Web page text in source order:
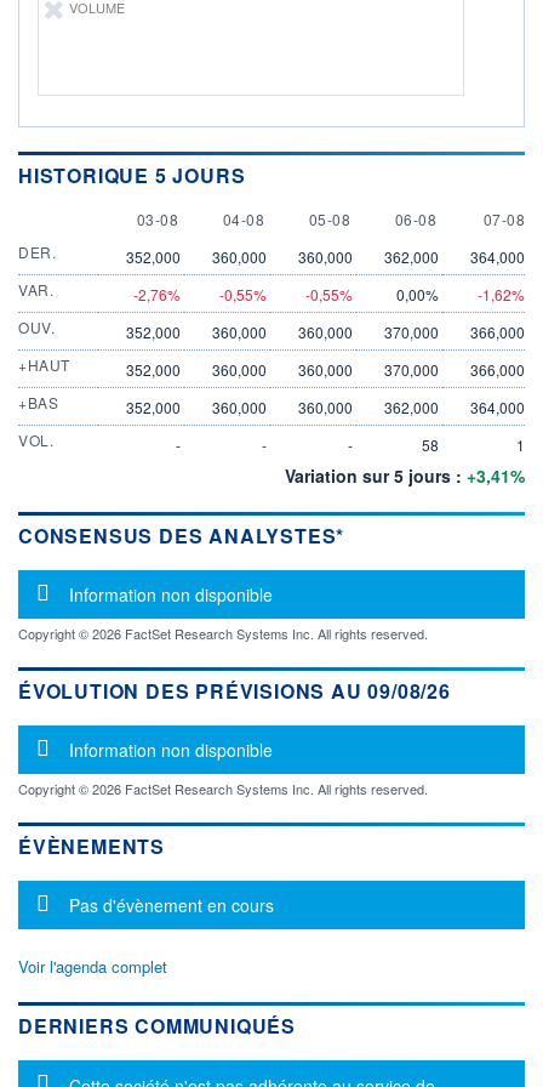
VOLUME
HISTORIQUE 5 JOURS
3 AUGUST
03-08 4 AUGUST
04-08 5 AUGUST
05-08 6 AUGUST
06-08 7
07-08
DER.
352,000 360,000 360,000 362,000
364,000
VAR.
-2,76% -0,55% -0,55% 0,00%
-1,62%
OUV.
352,000 360,000 360,000 370,000
366,000
+HAUT
352,000 360,000 360,000 370,000
366,000
+BAS
352,000 360,000 360,000 362,000
364,000
VOL.
- - - 58 1
Variation sur 5 jours : +3,41%
CONSENSUS DES ANALYSTES*
Message d'information
Information non disponible
Copyright © 2026 FactSet Research Systems Inc. All rights reserved.
ÉVOLUTION DES PRÉVISIONS AU 09/08/26
Message d'information
Information non disponible
Copyright © 2026 FactSet Research Systems Inc. All rights reserved.
ÉVÈNEMENTS
Message d'information
Pas d'évènement en cours
Voir l'agenda complet
DERNIERS COMMUNIQUÉS